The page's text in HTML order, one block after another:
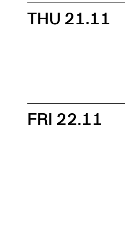
THU 21.11
FRI 22.11